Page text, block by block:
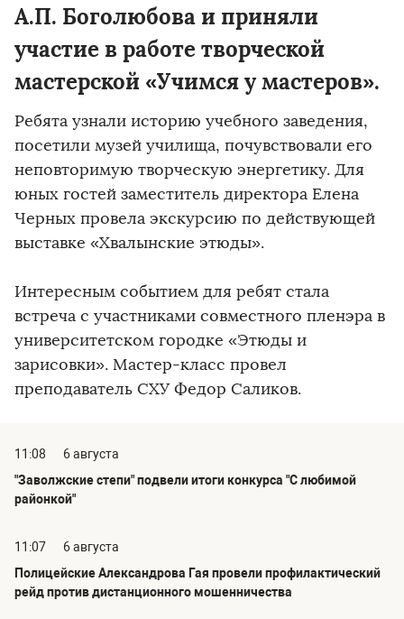
А.П. Боголюбова и приняли
участие в работе творческой
мастерской «Учимся у мастеров».
Ребята узнали историю учебного заведения,
посетили музей училища, почувствовали его
неповторимую творческую энергетику. Для
юных гостей заместитель директора Елена
Черных провела экскурсию по действующей
выставке «Хвалынские этюды».
Интересным событием для ребят стала
встреча с участниками совместного пленэра в
университетском городке «Этюды и
зарисовки». Мастер-класс провел
преподаватель СХУ Федор Саликов.
11:08
6 августа
"Заволжские степи" подвели итоги конкурса "С любимой
районкой"
11:07
6 августа
Полицейские Александрова Гая провели профилактический
рейд против дистанционного мошенничества